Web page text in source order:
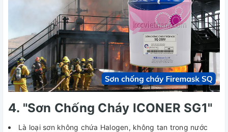
4. "Sơn Chống Cháy ICONER SG1"
Là loại sơn không chứa Halogen, không tan trong nước